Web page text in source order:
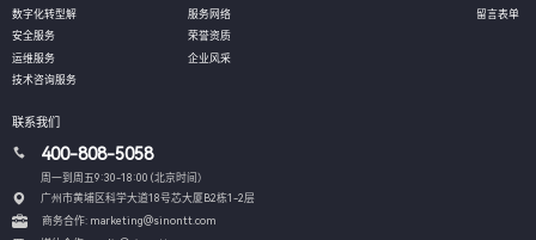
数字化转型解
安全服务
运维服务
技术咨询服务
服务网络
荣誉资质
企业风采
留言表单
联系我们
400-808-5058
周一到周五9:30-18:00 (北京时间）
广州市黄埔区科学大道18号芯大厦B2栋1-2层
商务合作: marketing@sinontt.com